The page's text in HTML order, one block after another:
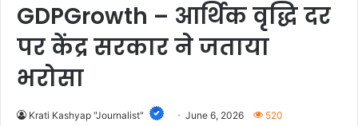
GDPGrowth – आर्थिक वृद्धि दर
पर केंद्र सरकार ने जताया
भरोसा
Krati Kashyap "Journalist" June 6, 2026 520